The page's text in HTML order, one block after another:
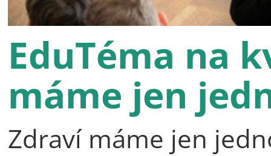
EduTéma na
máme jen
Zdraví máme jen